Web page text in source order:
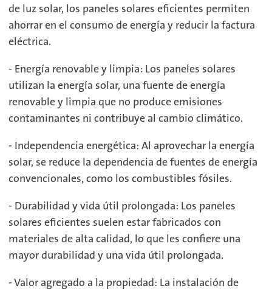
de luz solar, los paneles solares eficientes permiten
ahorrar en el consumo de energía y reducir la factura
eléctrica.
- Energía renovable y limpia: Los paneles solares
utilizan la energía solar, una fuente de energía
renovable y limpia que no produce emisiones
contaminantes ni contribuye al cambio climático.
- Independencia energética: Al aprovechar la energía
solar, se reduce la dependencia de fuentes de energía
convencionales, como los combustibles fósiles.
- Durabilidad y vida útil prolongada: Los paneles
solares eficientes suelen estar fabricados con
materiales de alta calidad, lo que les confiere una
mayor durabilidad y una vida útil prolongada.
- Valor agregado a la propiedad: La instalación de